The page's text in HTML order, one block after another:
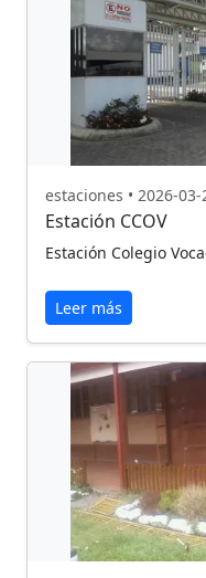
estaciones • 2026-03-
Estación CCOV
Estación Colegio
Leer más